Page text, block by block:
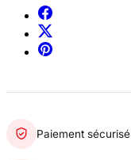
Paiement sécurisé